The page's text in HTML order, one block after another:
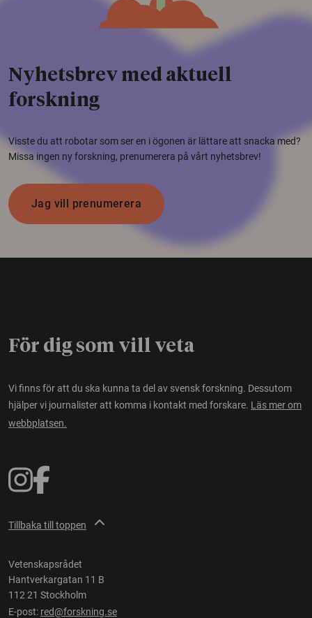
Nyhetsbrev med aktuell
forskning
Visste du att robotar som ser en i ögonen är lättare att snacka med?
Missa ingen ny forskning, prenumerera på vårt nyhetsbrev!
Jag vill prenumerera
För dig som vill veta
Vi finns för att du ska kunna ta del av svensk forskning. Dessutom
hjälper vi journalister att komma i kontakt med forskare. Läs mer om
webbplatsen.
Tillbaka till toppen
Vetenskapsrådet
Hantverkargatan 11 B
112 21 Stockholm
E-post: red@forskning.se